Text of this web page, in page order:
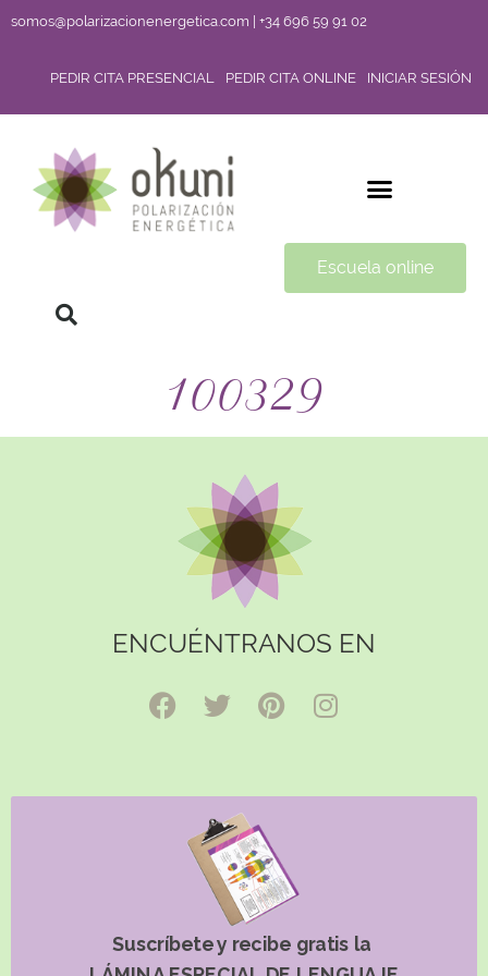
somos@polarizacionenergetica.com | +34 696 59 91 02
PEDIR CITA PRESENCIAL PEDIR CITA ONLINE INICIAR SESIÓN
Escuela online
100329
ENCUÉNTRANOS EN
Suscríbete y recibe gratis la